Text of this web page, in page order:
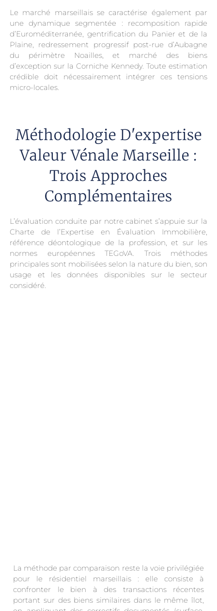
Le marché marseillais se caractérise également par
une dynamique segmentée : recomposition rapide
d’Euroméditerranée, gentrification du Panier et de la
Plaine, redressement progressif post-rue d’Aubagne
du périmètre Noailles, et marché des biens
d’exception sur la Corniche Kennedy. Toute estimation
crédible doit nécessairement intégrer ces tensions
micro-locales.
Méthodologie D'expertise
Valeur Vénale Marseille :
Trois Approches
Complémentaires
L’évaluation conduite par notre cabinet s’appuie sur la
Charte de l’Expertise en Évaluation Immobilière,
référence déontologique de la profession, et sur les
normes européennes TEGoVA. Trois méthodes
principales sont mobilisées selon la nature du bien, son
usage et les données disponibles sur le secteur
considéré.
La méthode par comparaison reste la voie privilégiée
pour le résidentiel marseillais : elle consiste à
confronter le bien à des transactions récentes
portant sur des biens similaires dans le même îlot,